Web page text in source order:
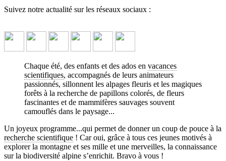
Une grande enquête naturaliste dans
réalisent un suivi scientifique de la faune et la flore du Val
d'Anniviers, au coeur des splendides montagnes suisses.
le descriptif détaillé plus bas ↓
Suivez notre actualité sur les réseaux sociaux :
Chaque été, des enfants et des ados en vacances
scientifiques, accompagnés de leurs animateurs
passionnés, sillonnent les alpages fleuris et les magiques
forêts à la recherche de papillons colorés, de fleurs
fascinantes et de mammifères sauvages souvent
camouflés dans le paysage...
Un joyeux programme...qui permet de donner un coup de pouce à la
recherche scientifique ! Car oui, grâce à tous ces jeunes motivés à
explorer la montagne et ses mille et une merveilles, la connaissance
sur la biodiversité alpine s’enrichit. Bravo à vous !